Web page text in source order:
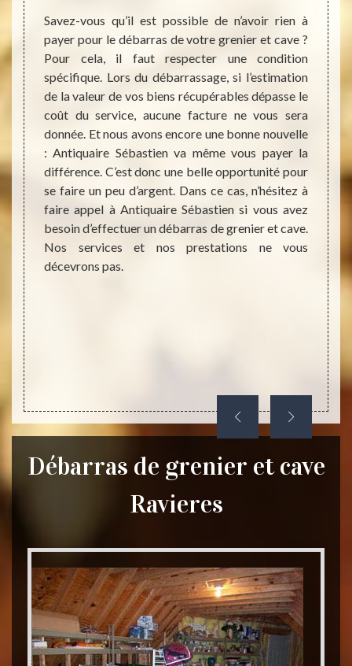
les
ces
fur
en
fin
Savez-vous qu’il est possible de n’avoir rien à
payer pour le débarras de votre grenier et cave ?
Pour cela, il faut respecter une condition
spécifique. Lors du débarrassage, si l’estimation
de la valeur de vos biens récupérables dépasse le
coût du service, aucune facture ne vous sera
donnée. Et nous avons encore une bonne nouvelle
: Antiquaire Sébastien va même vous payer la
différence. C’est donc une belle opportunité pour
se faire un peu d’argent. Dans ce cas, n’hésitez à
faire appel à Antiquaire Sébastien si vous avez
besoin d’effectuer un débarras de grenier et cave.
Nos services et nos prestations ne vous
décevrons pas.
Les
des
que
Débarras de grenier et cave
Ravieres